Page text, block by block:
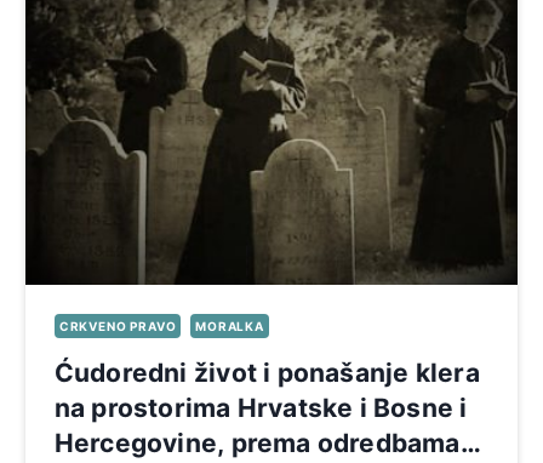
CRKVENO PRAVO MORALKA
Ćudoredni život i ponašanje klera
na prostorima Hrvatske i Bosne i
Hercegovine, prema odredbama